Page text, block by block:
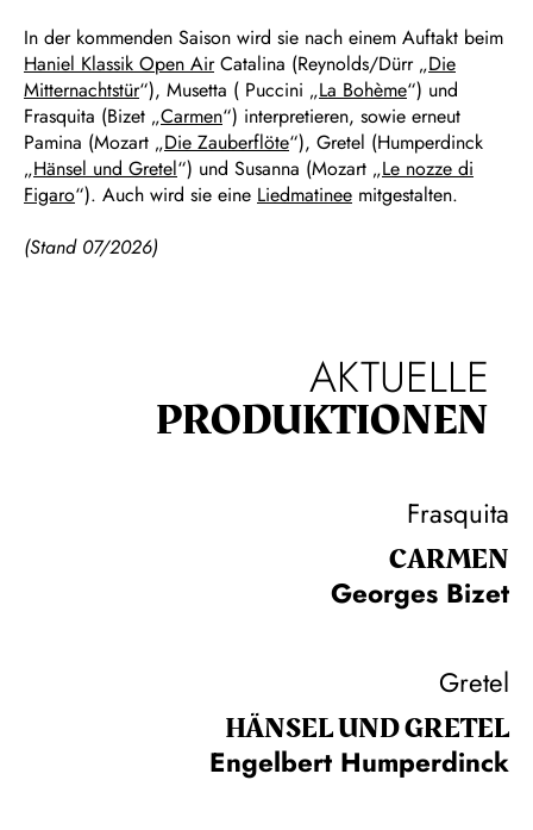
In der kommenden Saison wird sie nach einem Auftakt beim
Haniel Klassik Open AirCatalina (Reynolds/Dürr „Die
Mitternachtstür“), Musetta ( Puccini „La Bohème“) und
Frasquita (Bizet „Carmen“) interpretieren, sowie erneut
Pamina (Mozart „Die Zauberflöte“), Gretel (Humperdinck
„Hänsel und Gretel“) und Susanna (Mozart „Le nozze di
Figaro“). Auch wird sie eine Liedmatinee mitgestalten.
(Stand 07/2026)
AKTUELLE
PRODUKTIONEN
Frasquita
CARMEN
Georges Bizet
Gretel
HÄNSEL UND GRETEL
Engelbert Humperdinck